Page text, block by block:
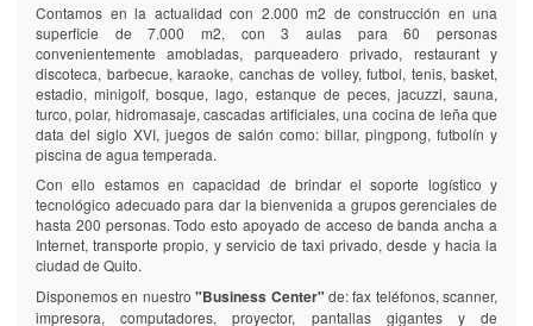
Contamos en la actualidad con 2.000 m2 de construcción en una
superficie de 7.000 m2, con 3 aulas para 60 personas
convenientemente amobladas, parqueadero privado, restaurant y
discoteca, barbecue, karaoke, canchas de volley, futbol, tenis, basket,
estadio, minigolf, bosque, lago, estanque de peces, jacuzzi, sauna,
turco, polar, hidromasaje, cascadas artificiales, una cocina de leña que
data del siglo XVI, juegos de salón como: billar, pingpong, futbolín y
piscina de agua temperada.
Con ello estamos en capacidad de brindar el soporte logístico y
tecnológico adecuado para dar la bienvenida a grupos gerenciales de
hasta 200 personas. Todo esto apoyado de acceso de banda ancha a
Internet, transporte propio, y servicio de taxi privado, desde y hacia la
ciudad de Quito.
Disponemos en nuestro"Business Center" de: fax teléfonos, scanner,
impresora, computadores, proyector, pantallas gigantes y de